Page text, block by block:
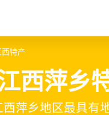
西特产
西萍乡
萍乡地区最具有